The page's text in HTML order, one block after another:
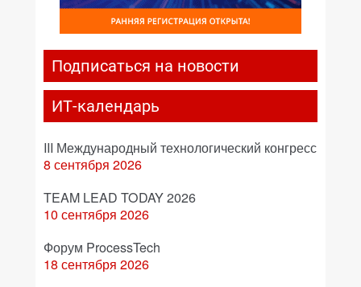
Подписаться на новости
ИТ-календарь
III Международный технологический конгресс
8 сентября 2026
TEAM LEAD TODAY 2026
10 сентября 2026
Форум ProcessTech
18 сентября 2026